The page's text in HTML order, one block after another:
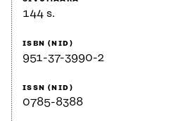
144 s.
ISBN (NID)
951-37-3990-2
ISSN (NID)
0785-8388